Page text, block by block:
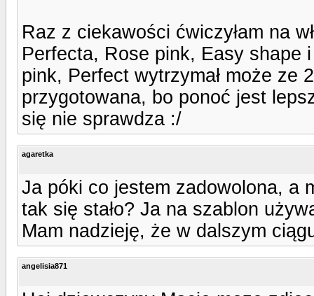
Raz z ciekawości ćwiczyłam na
Perfecta, Rose pink, Easy shape
pink, Perfect wytrzymał może ze
przygotowana, bo ponoć jest
się nie sprawdza :/
agaretka
Ja póki co jestem zadowolona, a
tak się stało? Ja na szablon
Mam nadzieję, że w dalszym
angelisia871